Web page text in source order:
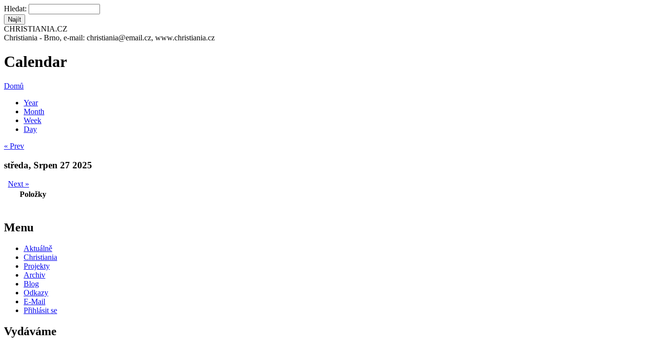
Hledat:
CHRISTIANIA.CZ
Christiania - Brno, e-mail: christiania@email.cz, www.christiania.cz
Calendar
Domů
Year
Month
Week
Day
« Prev
středa, Srpen 27 2025
Next »
Položky
Menu
Aktuálně
Christiania
Projekty
Archiv
Blog
Odkazy
E-Mail
Přihlásit se
Vydáváme